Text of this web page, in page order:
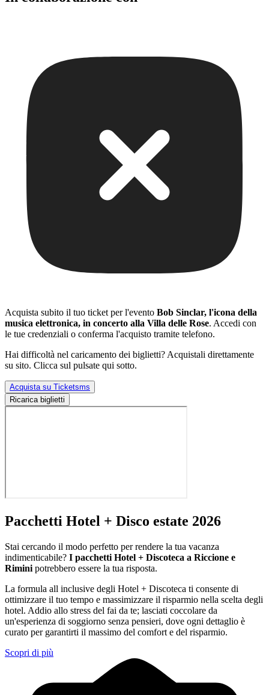
Acquista subito il tuo ticket per l'evento Bob Sinclar, l'icona della
musica elettronica, in concerto alla Villa delle Rose. Accedi con
le tue credenziali o conferma l'acquisto tramite telefono.
Hai difficoltà nel caricamento dei biglietti? Acquistali direttamente
su sito. Clicca sul pulsate qui sotto.
Acquista su Ticketsms
Ricarica biglietti
Pacchetti Hotel + Disco estate 2026
Stai cercando il modo perfetto per rendere la tua vacanza
indimenticabile? I pacchetti Hotel + Discoteca a Riccione e
Rimini potrebbero essere la tua risposta.
La formula all inclusive degli Hotel + Discoteca ti consente di
ottimizzare il tuo tempo e massimizzare il risparmio nella scelta degli
hotel. Addio allo stress del fai da te; lasciati coccolare da
un'esperienza di soggiorno senza pensieri, dove ogni dettaglio è
curato per garantirti il massimo del comfort e del risparmio.
Scopri di più